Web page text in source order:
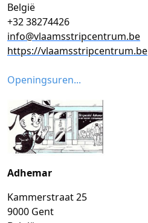
België
+32 38274426
info@vlaamsstripcentrum.be
https://vlaamsstripcentrum.be
Openingsuren...
Adhemar
Kammerstraat 25
9000 Gent